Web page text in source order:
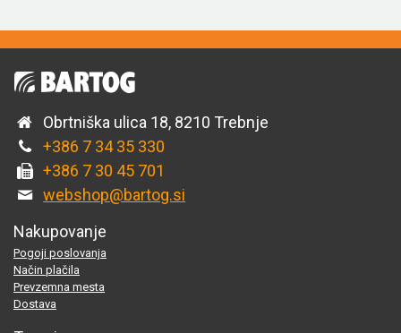
Obrtniška ulica 18, 8210 Trebnje
+386 7 34 35 330
+386 7 30 45 701
webshop@bartog.si
Nakupovanje
Pogoji poslovanja
Način plačila
Prevzemna mesta
Dostava